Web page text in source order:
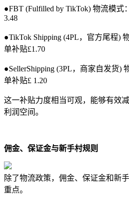
●FBT (Fulfilled by TikTok) 物流模式
3.48
●TikTok Shipping (4PL，官方尾程)
单补贴£1.70
●SellerShipping (3PL，商家自发货)
单补贴£ 1.20
这一补贴力度相当可观，能够有效
利润空间。
佣金、保证金与新手村规则
除了物流政策，佣金、保证金和新
重点。